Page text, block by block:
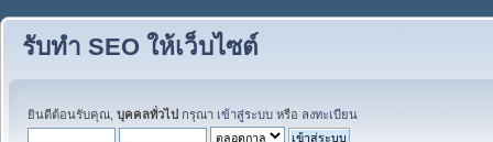
รับทำ SEO ให้เว็บไซต์
ยินดีต้อนรับคุณ, บุคคลทั่วไป กรุณา เข้าสู่ระบบ หรือ ลงทะเบียน